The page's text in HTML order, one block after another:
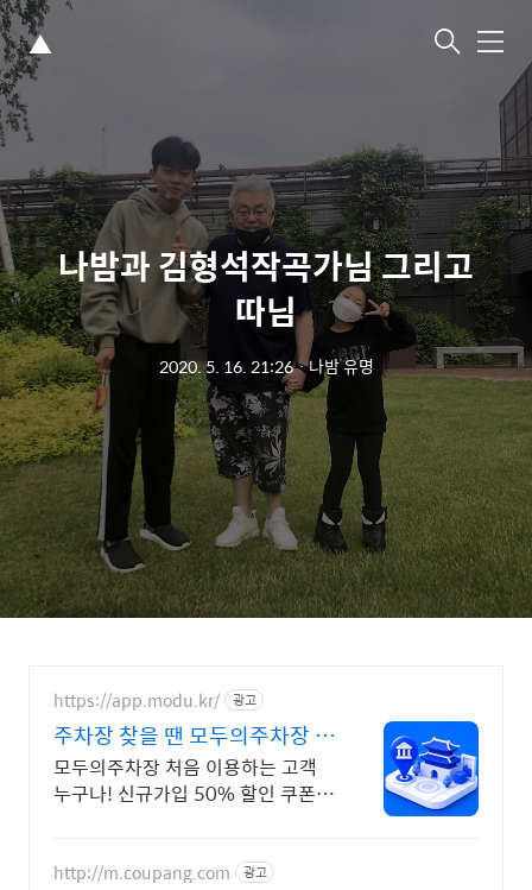
▲ 메
나밤과 김형석작곡가님 그리고
따님
2020. 5. 16. 21:26ㆍ나밤 유명
https://app.modu.kr/ 광고
주차장 찾을 땐 모두의주차장 검
색부터 결제까지 한번에!
모두의주차장 처음 이용하는 고객
누구나! 신규가입 50% 할인 쿠폰
http://m.coupang.com 광고